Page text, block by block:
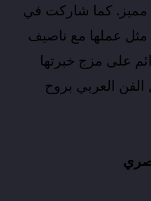
مميز. كما شاركت في
مثل عملها مع ناصيف
على مزج خبرتها
العربي بروح